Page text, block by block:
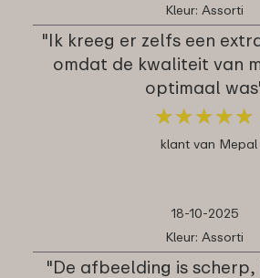
Kleur: Assorti
"Ik kreeg er zelfs een
omdat de kwaliteit van
optimaal
★★★★★
★★★★★
klant van Mepal
18-10-2025
Kleur: Assorti
"De afbeelding is